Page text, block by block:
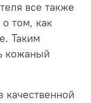
все также
том, как
Таким
кожаный
качественной